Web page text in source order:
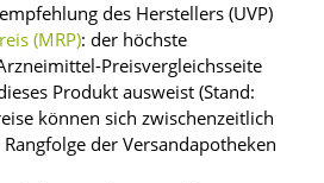
des Herstellers (UVP)
(MRP): der höchste
Preisvergleichsseite
Produkt ausweist (Stand:
können sich zwischenzeitlich
der Versandapotheken